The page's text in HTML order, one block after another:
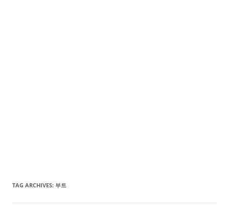
TAG ARCHIVES: 부트